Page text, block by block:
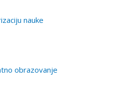
nauke
obrazovanje